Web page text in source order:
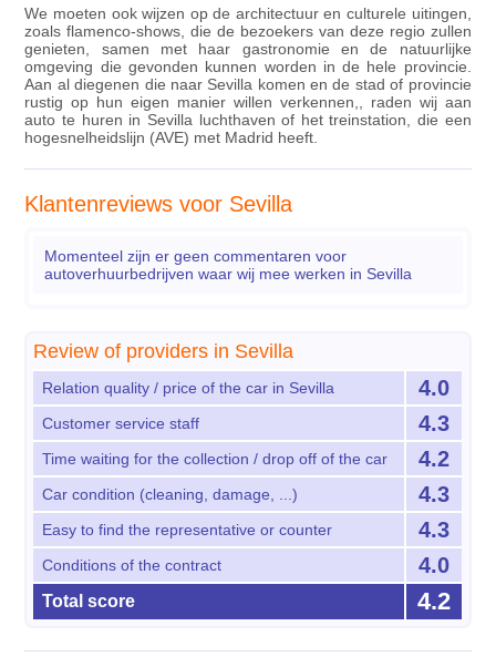
We moeten ook wijzen op de architectuur en culturele uitingen,
zoals flamenco-shows, die de bezoekers van deze regio zullen
genieten, samen met haar gastronomie en de natuurlijke
omgeving die gevonden kunnen worden in de hele provincie.
Aan al diegenen die naar Sevilla komen en de stad of provincie
rustig op hun eigen manier willen verkennen,, raden wij aan
auto te huren in Sevilla luchthaven of het treinstation, die een
hogesnelheidslijn (AVE) met Madrid heeft.
Klantenreviews voor Sevilla
Momenteel zijn er geen commentaren voor
autoverhuurbedrijven waar wij mee werken in Sevilla
Review of providers in Sevilla
Relation quality / price of the car in Sevilla 4.0
Customer service staff 4.3
Time waiting for the collection / drop off of the car 4.2
Car condition (cleaning, damage, ...) 4.3
Easy to find the representative or counter 4.3
Conditions of the contract 4.0
Total score 4.2